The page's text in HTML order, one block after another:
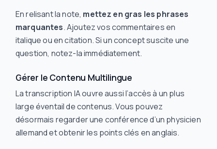
En relisant la note, mettez en gras les phrases
marquantes. Ajoutez vos commentaires en
italique ou en citation. Si un concept suscite une
question, notez-la immédiatement.
Gérer le Contenu Multilingue
La transcription IA ouvre aussi l’accès à un plus
large éventail de contenus. Vous pouvez
désormais regarder une conférence d’un physicien
allemand et obtenir les points clés en anglais.